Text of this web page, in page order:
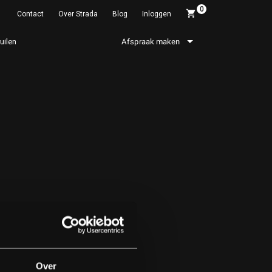
Over
Contact Over Strada Blog Inloggen
0
Afspraak maken